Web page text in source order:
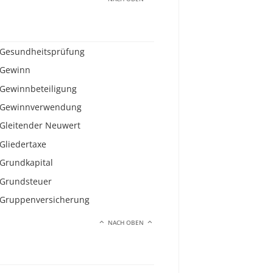
Gesundheitsprüfung
Gewinn
Gewinnbeteiligung
Gewinnverwendung
Gleitender Neuwert
Gliedertaxe
Grundkapital
Grundsteuer
Gruppenversicherung
NACH OBEN